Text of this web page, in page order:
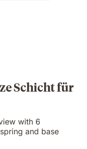
Schicht für